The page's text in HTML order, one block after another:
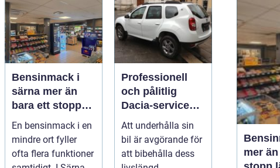
Bensinmack i
särna mer än
bara ett stopp
längs vägen
En bensinmack i en
mindre ort fyller
ofta flera funktioner
Professionell
och pålitlig
Dacia-service
för din bil
Att underhålla sin
bil är avgörande för
att bibehålla dess
viktigt
snabb
mer